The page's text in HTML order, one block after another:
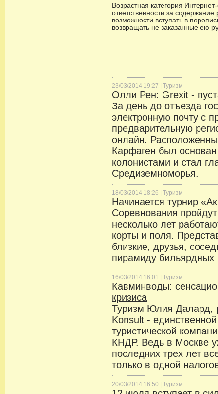
Возрастная категория
ответственности за
возможности вступать в
возвращать не заказанные ею
23/03/2014 19:27 |Туризм
Олли Рен: Grexit -
За день до отъезда
электронную почту с
предварительную
онлайн.
Карфаген был
колонистами и стал
Средиземноморья.
18/03/2014 18:26 |Туризм
Начинается турнир
Соревнования
несколько лет
корты и поля.
близкие, друзья,
пирамиду
16/03/2014 16:01 |Туризм
Кавминводы:
кризиса
Туризм Юлия Далард,
Konsult -
туристической
КНДР. Ведь в Москве
последних трех лет
только в одной
20/03/2014 16:50 |Туризм